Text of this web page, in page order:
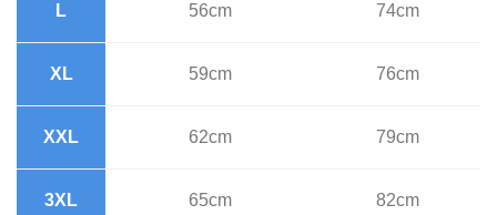
L 56cm 74cm
XL 59cm 76cm
XXL 62cm 79cm
3XL 65cm 82cm